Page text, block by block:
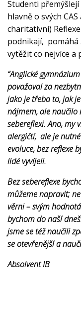
Studenti přemýšlejí
hlavně o svých
charitativní)
podnikají, pomáhá
vytěžit co nejvíce a
“Anglické
považoval za
jako je třeba to, jak
nájmem, ale naučilo
sebereflexi. Ano, my
alergičtí, ale je
evoluce, bez reflexe
lidé vyvíjeli.
Bez sebereflexe
můžeme napravit;
věrni – svým
bychom do naší
jsme se též naučili
se otevřenější a
Absolvent IB